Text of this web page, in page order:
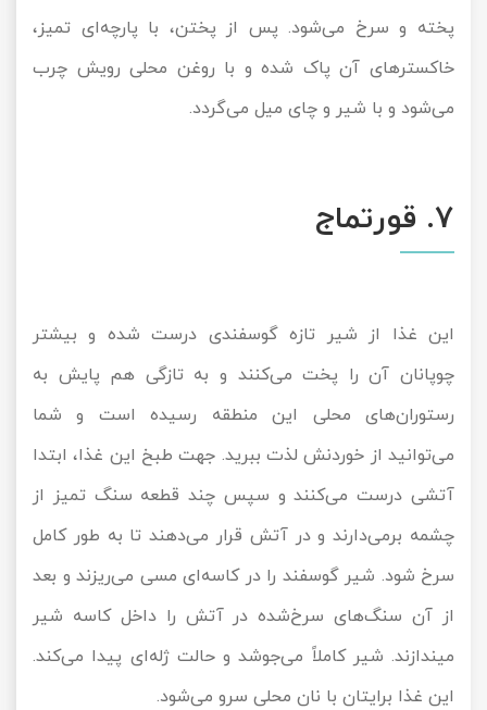
پخته و سرخ می‌شود. پس از پختن، با پارچه‌ای تمیز،
خاکسترهای آن پاک شده و با روغن محلی رویش چرب
می‌شود و با شیر و چای میل می‌گردد.
7. قورتماج
این غذا از شیر تازه گوسفندی درست شده و بیشتر
چوپانان آن را پخت می‌کنند و به تازگی هم پایش به
رستوران‌های محلی این منطقه رسیده است و شما
می‌توانید از خوردنش لذت ببرید. جهت طبخ این غذا، ابتدا
آتشی درست می‌کنند و سپس چند قطعه سنگ تمیز از
چشمه برمی‌دارند و در آتش قرار می‌دهند تا به طور کامل
سرخ شود. شیر گوسفند را در کاسه‌ای مسی می‌ریزند و بعد
از آن سنگ‌های سرخ‌شده در آتش را داخل کاسه‌ شیر
میندازند. شیر کاملاً می‌جوشد و حالت ژله‌ای پیدا می‌کند.
این غذا برایتان با نان محلی سرو می‌شود.